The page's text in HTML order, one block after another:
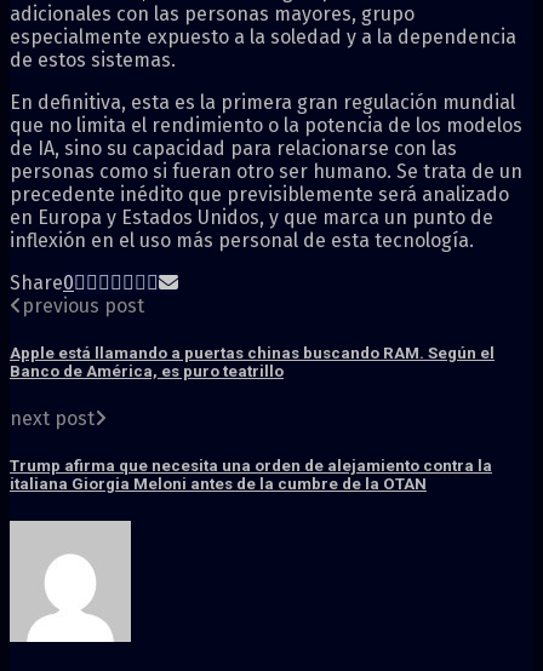
adicionales con las personas mayores, grupo
especialmente expuesto a la soledad y a la dependencia
de estos sistemas.
En definitiva, esta es la primera gran regulación mundial
que no limita el rendimiento o la potencia de los modelos
de IA, sino su capacidad para relacionarse con las
personas como si fueran otro ser humano. Se trata de un
precedente inédito que previsiblemente será analizado
en Europa y Estados Unidos, y que marca un punto de
inflexión en el uso más personal de esta tecnología.
Share0
previous post
Apple está llamando a puertas chinas buscando RAM. Según el
Banco de América, es puro teatrillo
next post
Trump afirma que necesita una orden de alejamiento contra la
italiana Giorgia Meloni antes de la cumbre de la OTAN